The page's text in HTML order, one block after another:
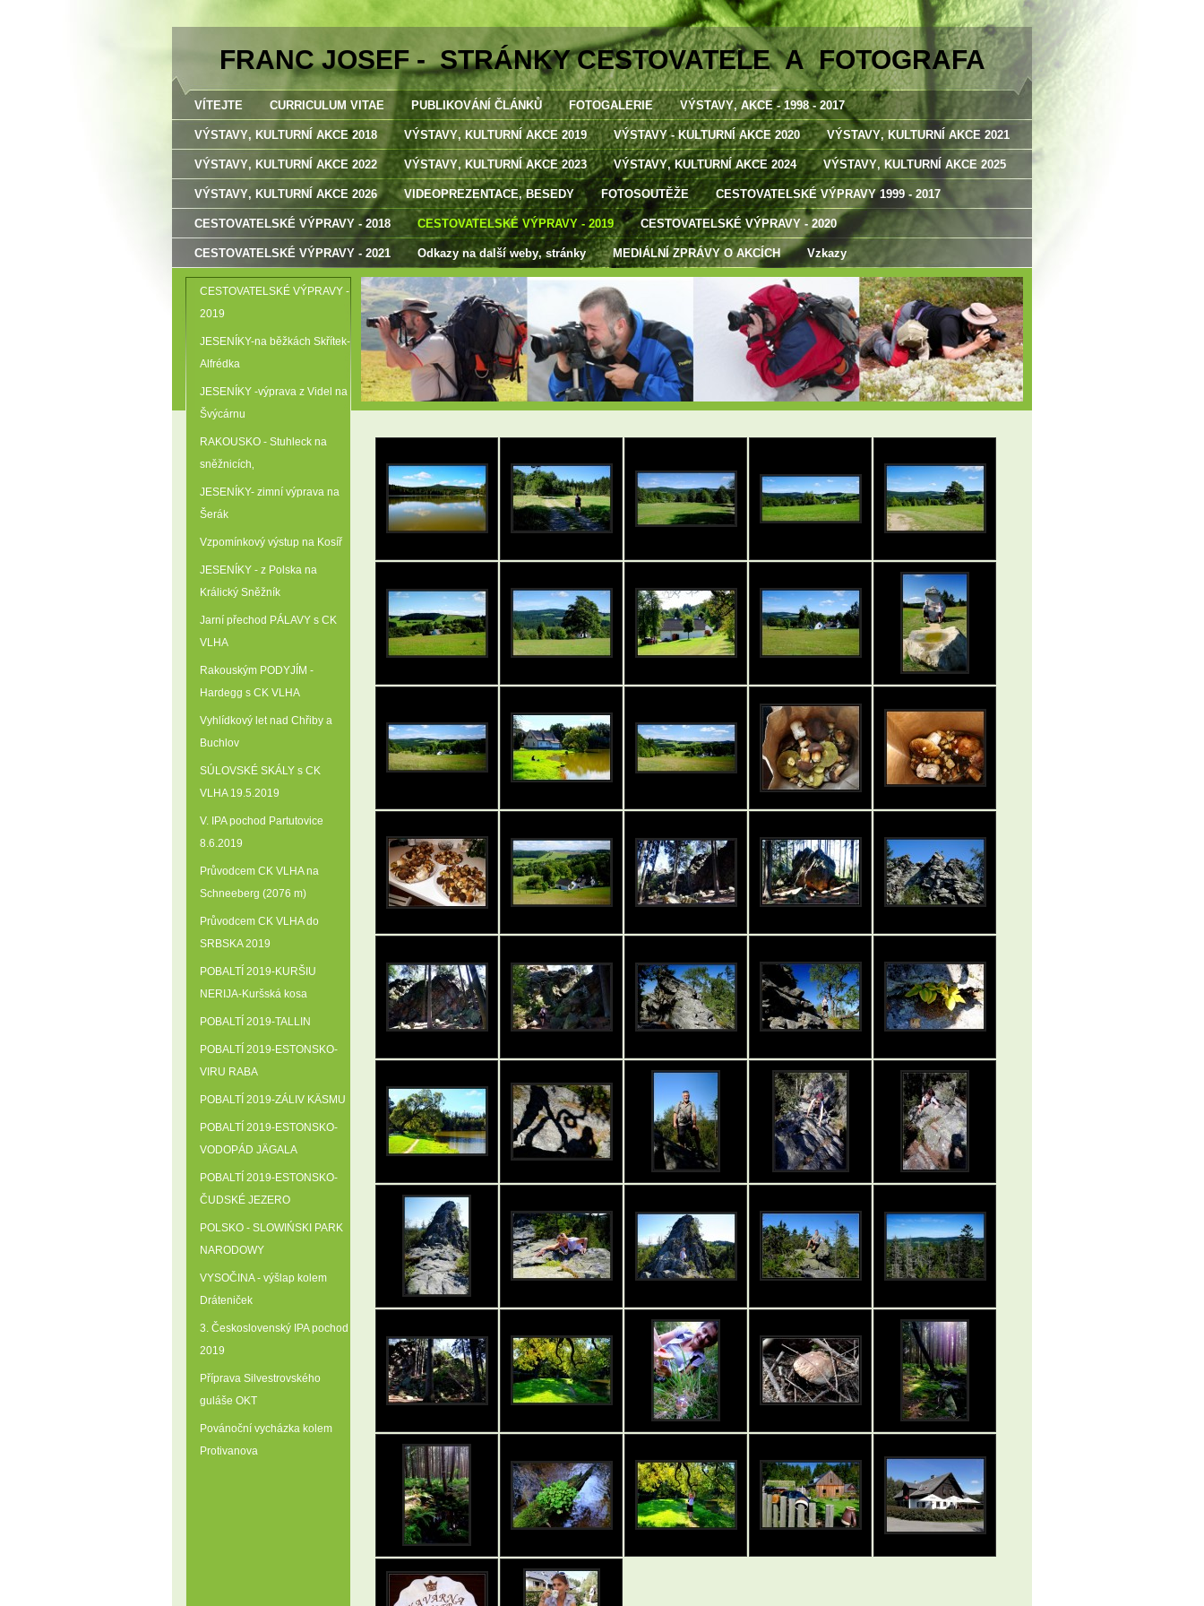
FRANC JOSEF - STRÁNKY CESTOVATELE A FOTOGRAFA
VÍTEJTE CURRICULUM VITAE PUBLIKOVÁNÍ ČLÁNKŮ FOTOGALERIE VÝSTAVY‚ AKCE - 1998 - 2017
VÝSTAVY‚ KULTURNÍ AKCE 2018 VÝSTAVY‚ KULTURNÍ AKCE 2019 VÝSTAVY - KULTURNÍ AKCE 2020 VÝSTAVY‚ KULTURNÍ AKCE 2021
VÝSTAVY‚ KULTURNÍ AKCE 2022 VÝSTAVY‚ KULTURNÍ AKCE 2023 VÝSTAVY‚ KULTURNÍ AKCE 2024 VÝSTAVY‚ KULTURNÍ AKCE 2025
VÝSTAVY‚ KULTURNÍ AKCE 2026 VIDEOPREZENTACE‚ BESEDY FOTOSOUTĚŽE CESTOVATELSKÉ VÝPRAVY 1999 - 2017
CESTOVATELSKÉ VÝPRAVY - 2018 CESTOVATELSKÉ VÝPRAVY - 2019 CESTOVATELSKÉ VÝPRAVY - 2020
CESTOVATELSKÉ VÝPRAVY - 2021 Odkazy na další weby‚ stránky MEDIÁLNÍ ZPRÁVY O AKCÍCH Vzkazy
CESTOVATELSKÉ VÝPRAVY -
2019
JESENÍKY-na běžkách Skřítek-
Alfrédka
JESENÍKY -výprava z Videl na
Švýcárnu
RAKOUSKO - Stuhleck na
sněžnicích‚
JESENÍKY- zimní výprava na
Šerák
Vzpomínkový výstup na Kosíř
JESENÍKY - z Polska na
Králický Sněžník
Jarní přechod PÁLAVY s CK
VLHA
Rakouským PODYJÍM -
Hardegg s CK VLHA
Vyhlídkový let nad Chřiby a
Buchlov
SÚLOVSKÉ SKÁLY s CK
VLHA 19.5.2019
V. IPA pochod Partutovice
8.6.2019
Průvodcem CK VLHA na
Schneeberg (2076 m)
Průvodcem CK VLHA do
SRBSKA 2019
POBALTÍ 2019-KURŠIU
NERIJA-Kuršská kosa
POBALTÍ 2019-TALLIN
POBALTÍ 2019-ESTONSKO-
VIRU RABA
POBALTÍ 2019-ZÁLIV KÄSMU
POBALTÍ 2019-ESTONSKO-
VODOPÁD JÄGALA
POBALTÍ 2019-ESTONSKO-
ČUDSKÉ JEZERO
POLSKO - SLOWIŃSKI PARK
NARODOWY
VYSOČINA - výšlap kolem
Dráteniček
3. Československý IPA pochod
2019
Příprava Silvestrovského
guláše OKT
Povánoční vycházka kolem
Protivanova